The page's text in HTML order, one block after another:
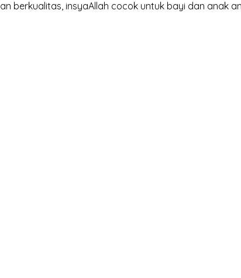
berkualitas, insyaAllah cocok untuk bayi dan anak